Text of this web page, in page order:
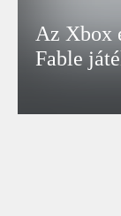
Az Xbox
Fable